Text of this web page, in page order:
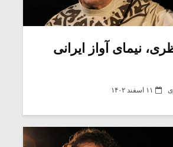
نیمای آواز ایرانی
۱۱ اسفند ۱۴۰۲